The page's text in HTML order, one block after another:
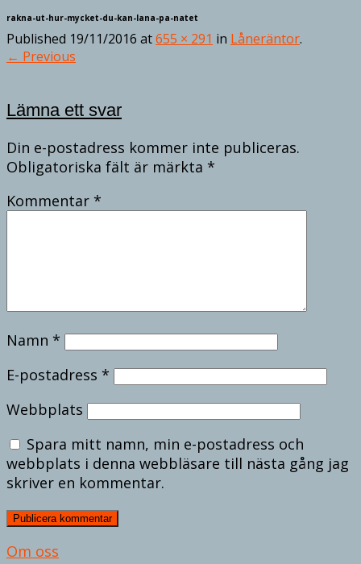
rakna-ut-hur-mycket-du-kan-lana-pa-natet
Published 19/11/2016 at655 × 291 in Låneräntor.
← Previous
Lämna ett svar
Din e-postadress kommer inte publiceras.
Obligatoriska fält är märkta *
Kommentar *
Namn *
E-postadress *
Webbplats
Spara mitt namn, min e-postadress och
webbplats i denna webbläsare till nästa gång jag
skriver en kommentar.
Om oss